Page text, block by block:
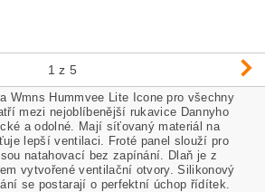
1 z 5
Wmns Hummvee Lite Icone pro všechny
mezi nejoblíbenější rukavice Dannyho
a odolné. Mají síťovaný materiál na
lepší ventilaci. Froté panel slouží pro
natahovací bez zapínání. Dlaň je z
vytvořené ventilační otvory. Silikonový
se postarají o perfektní úchop řídítek.